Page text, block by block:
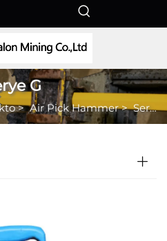
G
>Air Pick Hammer>Serye G